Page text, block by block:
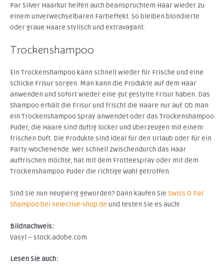
Par Silver Haarkur helfen auch beanspruchtem Haar wieder zu
einem unverwechselbaren Farbeffekt. So bleiben blondierte
oder graue Haare stylisch und extravagant.
Trockenshampoo
Ein Trockenshampoo kann schnell wieder für Frische und eine
schicke Frisur sorgen. Man kann die Produkte auf dem Haar
anwenden und sofort wieder eine gut gestylte Frisur haben. Das
Shampoo erhält die Frisur und frischt die Haare nur auf. Ob man
ein Trockenshampoo Spray anwendet oder das Trockenshampoo
Puder, die Haare sind duftig locker und überzeugen mit einem
frischen Duft. Die Produkte sind ideal für den Urlaub oder für ein
Party-Wochenende. Wer schnell zwischendurch das Haar
auffrischen möchte, hat mit dem Frotteespray oder mit dem
Trockenshampoo Puder die richtige Wahl getroffen.
Sind Sie nun neugierig geworden? Dann kaufen Sie Swiss O Par
Shampoo bei selective-shop.de und testen Sie es auch!
Bildnachweis:
Vasyl – stock.adobe.com
Lesen Sie auch: